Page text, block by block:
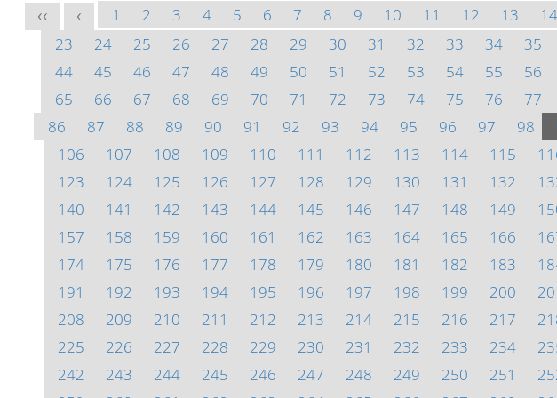
<< < 1 2 3 4 5 6 7 8 9 10 11 12 13 14
23
24 25 26 27 28 29 30 31 32 33 34 35
44
45 46 47 48 49 50 51 52 53 54 55 56
65
66 67 68 69 70 71 72 73 74 75 76 77
86
87 88 89 90 91 92 93 94 95 96 97 98
106
107 108 109 110 111 112 113 114 115
123
124 125 126 127 128 129 130 131 132
140
141 142 143 144 145 146 147 148 149
157
158 159 160 161 162 163 164 165 166
174
175 176 177 178 179 180 181 182 183
191
192 193 194 195 196 197 198 199 200
208
209 210 211 212 213 214 215 216 217
225
226 227 228 229 230 231 232 233 234
242
243 244 245 246 247 248 249 250 251